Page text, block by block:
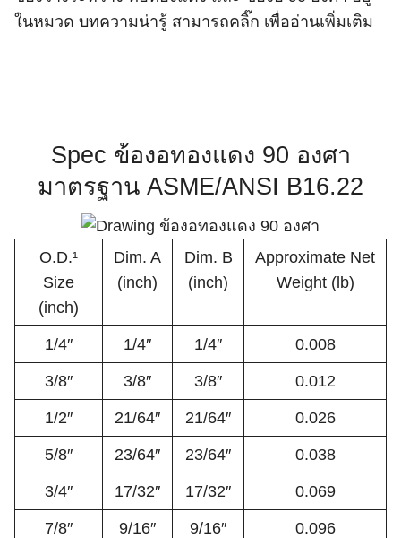
ในหมวด บทความน่ารู้ สามารถคลิ๊ก เพื่ออ่านเพิ่มเติม
Spec ข้องอทองแดง 90 องศา
มาตรฐาน ASME/ANSI B16.22
O.D.¹
Size
(inch)
Dim. A
(inch)
Dim. B
(inch)
Approximate Net
Weight (lb)
1/4″ 1/4″ 1/4″ 0.008
3/8″ 3/8″ 3/8″ 0.012
1/2″ 21/64″ 21/64″ 0.026
5/8″ 23/64″ 23/64″ 0.038
3/4″ 17/32″ 17/32″ 0.069
7/8″ 9/16″ 9/16″ 0.096